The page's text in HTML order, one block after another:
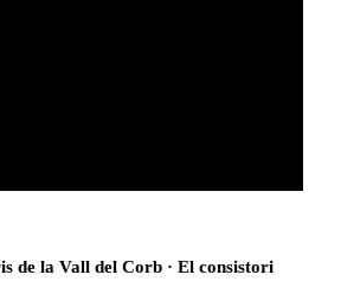
de la Vall del Corb · El consistori